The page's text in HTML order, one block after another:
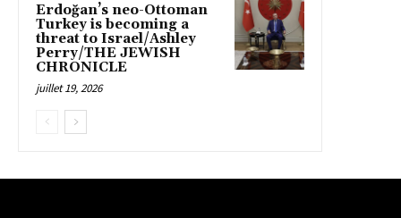
Erdoğan’s neo-Ottoman
Turkey is becoming a
threat to Israel/Ashley
Perry/THE JEWISH
CHRONICLE
juillet 19, 2026